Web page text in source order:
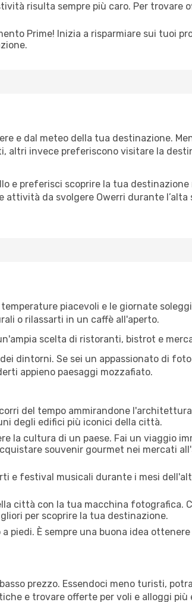
risulta sempre più caro. Per trovare
Prime! Inizia a risparmiare sui tuoi
e dal meteo della tua destinazione.
altri invece preferiscono visitare la
e preferisci scoprire la tua destinazione
attività da svolgere Owerri durante l’alta
piacevoli e le giornate
o rilassarti in un caffè all'aperto.
scelta di ristoranti, bistrot e
dintorni. Se sei un appassionato di
appieno paesaggi mozzafiato.
del tempo ammirandone
degli edifici più iconici della città.
la cultura di un paese. Fai un viaggio
souvenir gourmet nei mercati
e festival musicali durante i mesi
città con la tua macchina fotografica.
per scoprire la tua destinazione.
piedi. È sempre una buona idea
prezzo. Essendoci meno turisti,
e trovare offerte per voli e alloggi più